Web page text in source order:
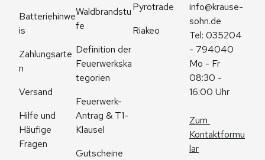
Batteriehinwe
is
Zahlungsarte
n
Versand
Hilfe und
Häufige
Fragen
Waldbrandstu
fe
Definition der
Feuerwerkska
tegorien
Feuerwerk-
Antrag & T1-
Klausel
Gutscheine
Pyrotrade
Riakeo
info@krause-
sohn.de
Tel: 035204
- 794040
Mo - Fr
08:30 -
16:00 Uhr
Zum
Kontaktformu
lar